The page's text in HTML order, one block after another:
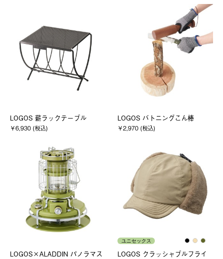
LOGOS 薪ラックテーブル
￥6,930 (税込)
LOGOS バトニングこん棒
￥2,970 (税込)
LOGOS×ALADDIN パノラマス
ユニセックス
LOGOS クラッシャブルフライ